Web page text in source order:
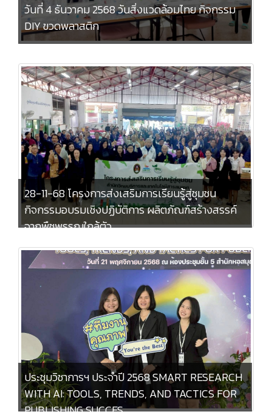
วันที่ 4 ธันวาคม 2568 วันสิ่งแวดล้อมไทย กิจกรรม
DIY ขวดพลาสติก
28-11-68 โครงการส่งเสริมการเรียนรู้สู่ชุมชน
กิจกรรมอบรมเชิงปฏิบัติการ ผลิตภัณฑ์สร้างสรรค์
จากพืชพรรณใกล้ตัว
ประชุมวิชาการฯ ประจำปี 2568 SMART RESEARCH
WITH AI: TOOLS, TRENDS, AND TACTICS FOR
PUBLISHING SUCCES